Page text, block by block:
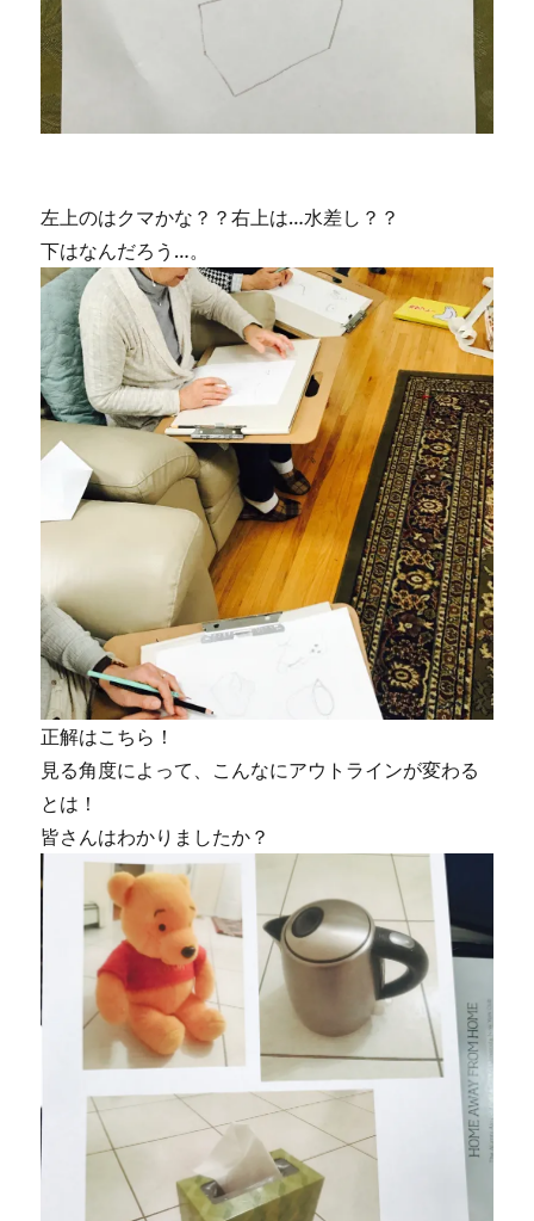
左上のはクマかな？？右上は…水差し？？
下はなんだろう…。
正解はこちら！
見る角度によって、こんなにアウトラインが変わる
とは！
皆さんはわかりましたか？